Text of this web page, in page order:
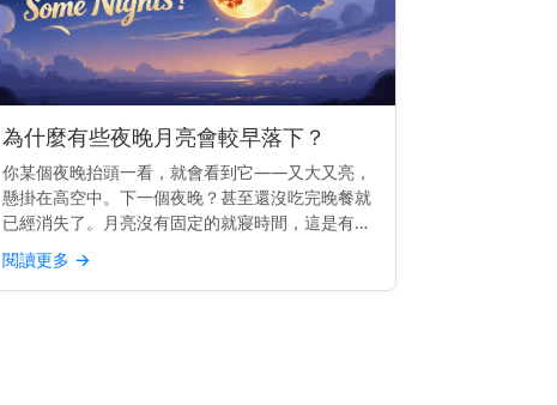
為什麼有些夜晚月亮會較早落下？
你某個夜晚抬頭一看，就會看到它——又大又亮，
懸掛在高空中。下一個夜晚？甚至還沒吃完晚餐就
已經消失了。月亮沒有固定的就寢時間，這是有充
分原因的。 快速見解： 有些夜晚月亮較早落下，
是因為它的軌道使它每天升起的時間大約晚50分鐘
——因此相較於前...
閱讀更多 →